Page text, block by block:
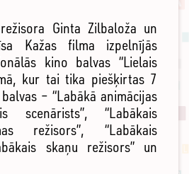
Ginta Zilbaloža un
Kažas filma izpelnījās
kino balvas “Lielais
kur tai tika piešķirtas 7
– “Labākā animācijas
scenārists”, “Labākais
režisors”, “Labākais
skaņu režisors” un